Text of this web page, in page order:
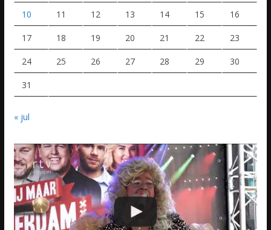
10 11 12 13 14 15 16
17 18 19 20 21 22 23
24 25 26 27 28 29 30
31
« jul